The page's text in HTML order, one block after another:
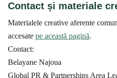
Contact și materiale
Materialele creative aferente
accesate pe această pagină.
Contact:
Belayane Najoua
Global PR & Partnerships Area